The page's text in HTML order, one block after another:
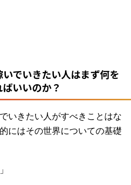
でいきたい人はまず何を
いいのか？
いきたい人がすべきことはな
にはその世界についての基礎